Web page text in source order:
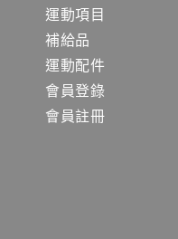
運動項目
補給品
運動配件
會員登錄
會員註冊